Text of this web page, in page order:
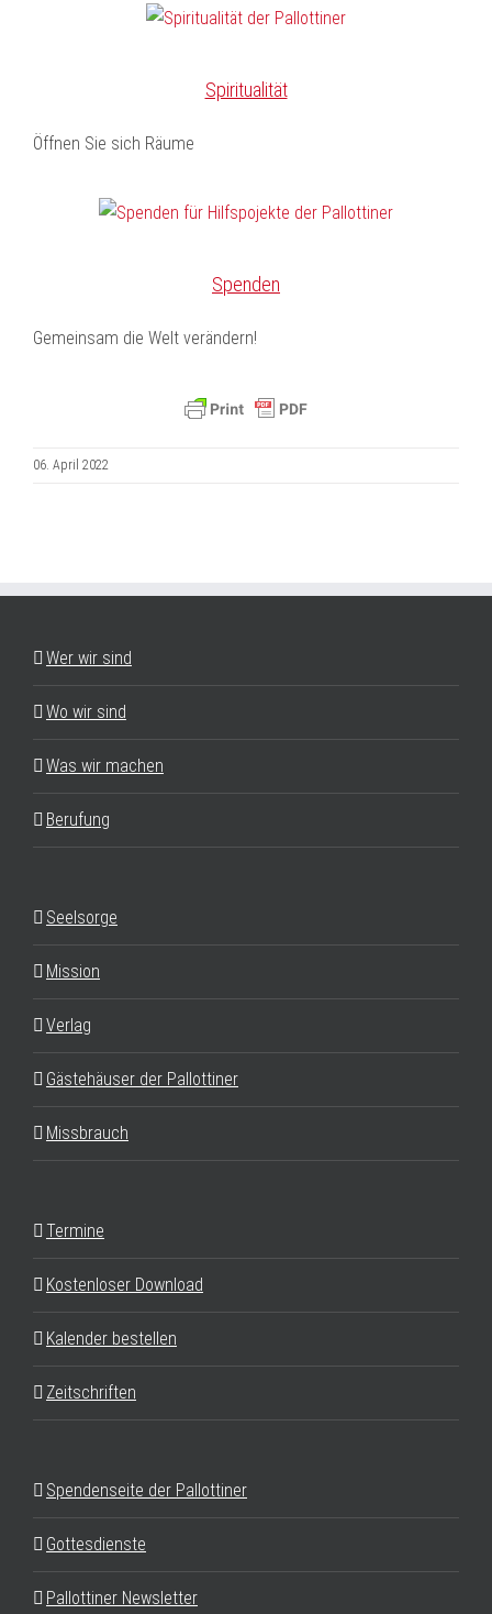
Spiritualität
Öffnen Sie sich Räume
Spenden
Gemeinsam die Welt verändern!
06. April 2022
Wer wir sind
Wo wir sind
Was wir machen
Berufung
Seelsorge
Mission
Verlag
Gästehäuser der Pallottiner
Missbrauch
Termine
Kostenloser Download
Kalender bestellen
Zeitschriften
Spendenseite der Pallottiner
Gottesdienste
Pallottiner Newsletter